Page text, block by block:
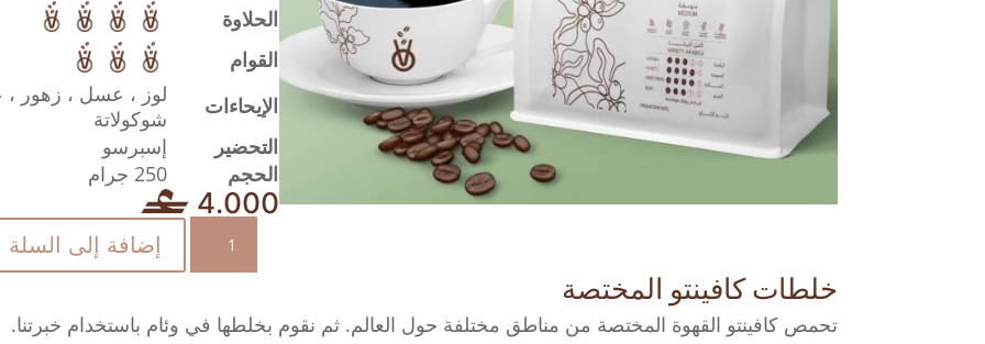
الحلاوة
القوام
الإيحاءات
لوز ، عسل ، زهور ،
شوكولاتة
التحضير
إسبرسو
الحجم
250 جرام
4.000
الراعي
مختصة
إضافة إلى السلة
خلطات كافينتو المختصة
تحمص كافينتو القهوة المختصة من مناطق مختلفة حول العالم. ثم نقوم بخلطها في وئام باستخدام خبرتنا.